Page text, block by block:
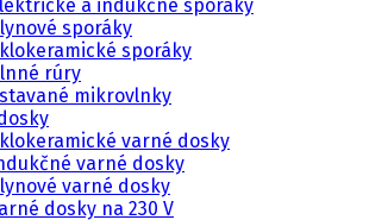
a indukčné sporáky
sporáky
sporáky
rúry
mikrovlnky
varné dosky
varné dosky
varné dosky
dosky na 230 V